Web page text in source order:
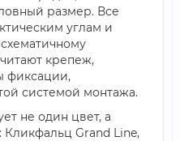
размер. Все
углам и
крепеж,
фиксации,
системой монтажа.
не один цвет, а
Grand Line,